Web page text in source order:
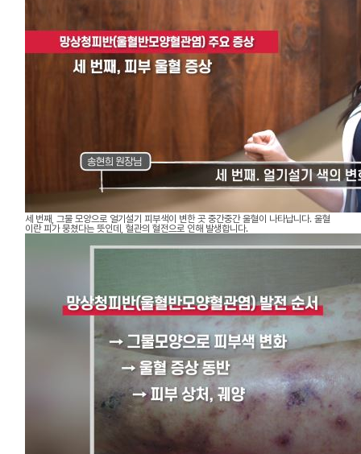
세 번째, 그물 모양으로 얼기설기 피부색이 변한 곳 중간중간 울혈이 나타납니다. 울혈
이란 피가 뭉쳤다는 뜻인데, 혈관의 혈전으로 인해 발생합니다.